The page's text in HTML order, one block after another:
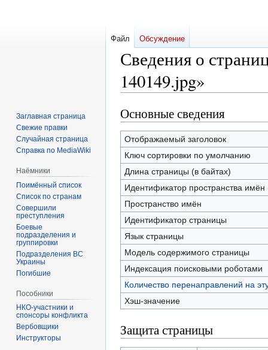
Сведения о
140149.jpg»
Перейти
к
навигации
Перейти
к
поиску
Основные сведения
Отображаемый заголовок
Ключ сортировки по умолчанию
Длина страницы (в байтах)
Идентификатор пространства имён
Пространство имён
Идентификатор страницы
Язык страницы
Модель содержимого страницы
Индексация поисковыми роботами
Количество перенаправлений на
Хэш-значение
Защита страницы
Файл Обсуждение
Заглавная страница
Свежие правки
Случайная страница
Справка по MediaWiki
Наёмники
Поимённый список
Список по странам
Совершили
преступления
Боевые
подразделения и
группировки
Подразделения ВС
Украины
Погибшие
Пособники
спонсоры конфликта
‏‎Вербовщики
Инструкторы